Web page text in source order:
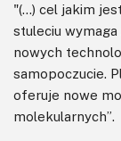
"(…) cel jakim
stuleciu
nowych
samopoczucie.
oferuje nowe
molekularnych”.